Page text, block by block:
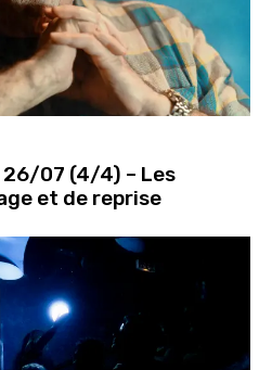
26/07 (4/4) – Les
et de reprise